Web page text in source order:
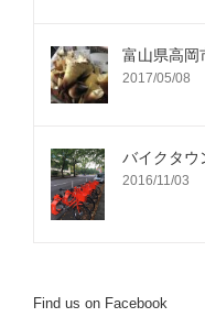
富山県高岡
2017/05/08
バイクタウ
2016/11/03
Find us on Facebook